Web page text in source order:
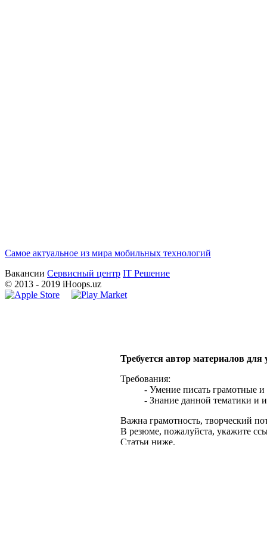
Самое актуальное из мира мобильных технологий
Вакансии Сервисный центр IT Решение
© 2013 - 2019 iHoops.uz
Требуется автор материалов для
Требования:
- Умение писать грамотные
- Знание данной тематики и
Важна грамотность, творческий
В резюме, пожалуйста, укажите
Статьи ниже.